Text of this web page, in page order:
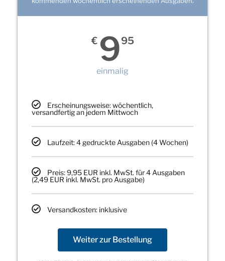
€ 995
einmalig
Erscheinungsweise: wöchentlich,
versandfertig an jedem Mittwoch
Laufzeit: 4 gedruckte Ausgaben (4 Wochen)
Preis: 9,95 EUR inkl. MwSt. für 4 Ausgaben
(2,49 EUR inkl. MwSt. pro Ausgabe)
Versandkosten: inklusive
Weiter zur Bestellung